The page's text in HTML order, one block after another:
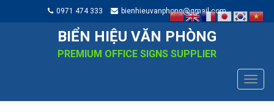
0971 474 333 bienhieuvanphong@gmail.com
BIỂN HIỆU VĂN PHÒNG
PREMIUM OFFICE SIGNS SUPPLIER